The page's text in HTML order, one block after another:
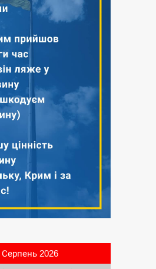
Серпень 2026